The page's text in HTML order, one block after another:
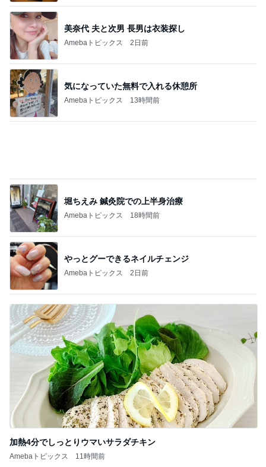
美奈代 夫と次男 長男は衣装探し
Amebaトピックス 2日前
気になっていた無料で入れる休憩所
Amebaトピックス 13時間前
やっとグーできるネイルチェンジ
Amebaトピックス 2日前
加熱4分でしっとりウマいサラダチキン
Amebaトピックス 11時間前
記事を読む